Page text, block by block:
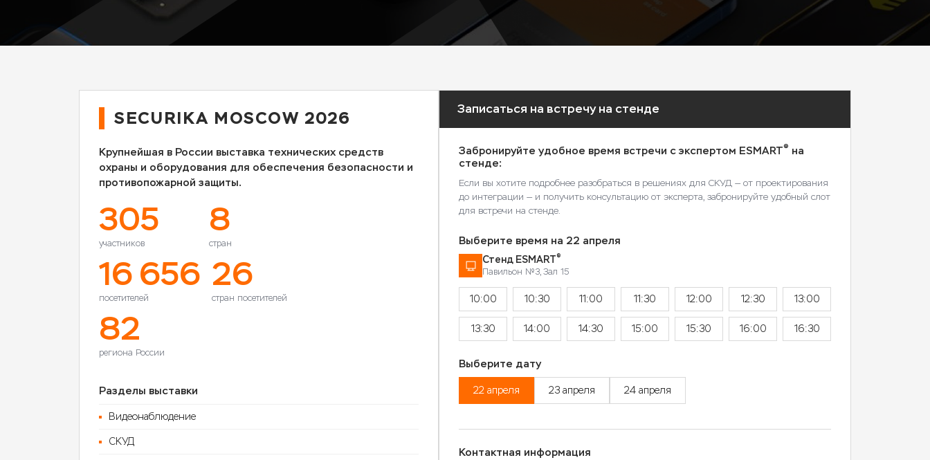
SECURIKA MOSCOW 2026
Крупнейшая в России выставка технических средств
охраны и оборудования для обеспечения безопасности и
противопожарной защиты.
305
участников
8
стран
16 656
посетителей
26
стран посетителей
82
региона России
Разделы выставки
Видеонаблюдение
СКУД
Записаться на встречу на стенде
Забронируйте удобное время встречи с экспертом ESMART® на
стенде:
Если вы хотите подробнее разобраться в решениях для СКУД — от проектирования
до интеграции — и получить консультацию от эксперта, забронируйте удобный слот
для встречи на стенде.
Выберите время на 22 апреля
Стенд ESMART®
Павильон №3, Зал 15
10:00 10:30 11:00 11:30 12:00 12:30 13:00
13:30 14:00 14:30 15:00 15:30 16:00 16:30
Выберите дату
22 апреля 23 апреля 24 апреля
Контактная информация